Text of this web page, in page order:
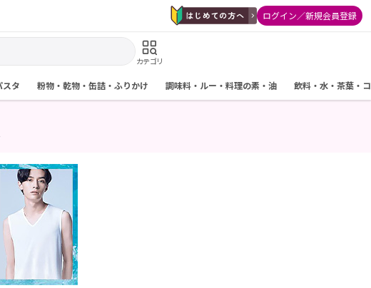
ログイン／新規会員登録
カテゴリ
スタ 粉物・乾物・缶詰・ふりかけ 調味料・ルー・料理の素・油 飲料・水・茶葉・